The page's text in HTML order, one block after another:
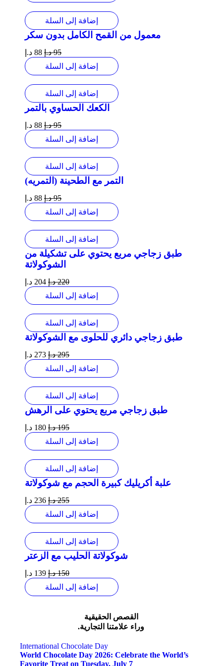
إضافة إلى السلة
معمول من القمح الكامل بدون سكر
95 د.إ 88 د.إ
إضافة إلى السلة
إضافة إلى السلة
الكعك الحساوي بالتمر
95 د.إ 88 د.إ
إضافة إلى السلة
إضافة إلى السلة
التمر مع الطحينة (التمريه)
95 د.إ 88 د.إ
إضافة إلى السلة
إضافة إلى السلة
طبق زجاجي مربع يحتوي على تشكيلة من
الشوكولاتة
220 د.إ 204 د.إ
إضافة إلى السلة
إضافة إلى السلة
طبق زجاجي دائري للحلوى مع الشوكولاتة
295 د.إ 273 د.إ
إضافة إلى السلة
إضافة إلى السلة
طبق زجاجي مربع يحتوي على الرهش
195 د.إ 180 د.إ
إضافة إلى السلة
إضافة إلى السلة
علبة أكريليك كبيرة الحجم مع شوكولاتة
255 د.إ 236 د.إ
إضافة إلى السلة
إضافة إلى السلة
شوكولاتة الحليب مع الزعتر
150 د.إ 139 د.إ
إضافة إلى السلة
القصص الحقيقية
وراء علامتنا التجارية.
International Chocolate Day
World Chocolate Day 2026: Celebrate the World’s
Favorite Treat on Tuesday, July 7